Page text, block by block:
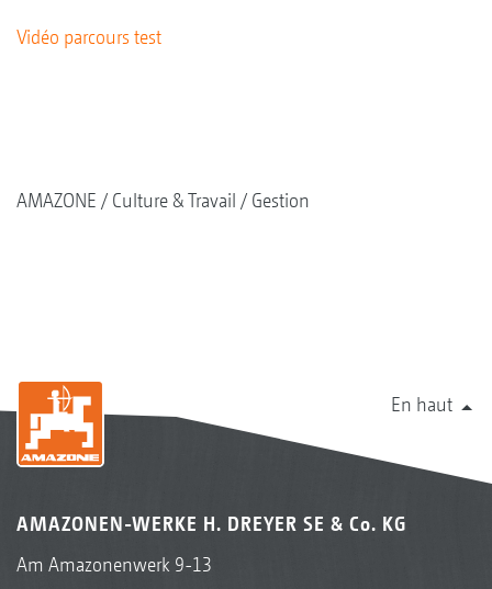
Vidéo parcours test
AMAZONE Culture & Travail Gestion
En haut
AMAZONEN-WERKE H. DREYER SE & Co. KG
Am Amazonenwerk 9-13